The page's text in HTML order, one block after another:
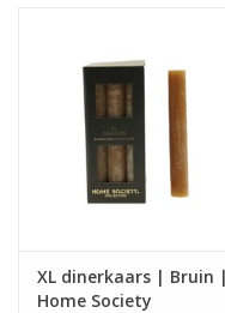
XL dinerkaars | Bruin |
Home Society